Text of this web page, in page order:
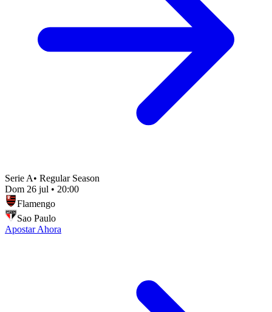
Serie A• Regular Season
Dom 26 jul • 20:00
Flamengo
Sao Paulo
Apostar Ahora